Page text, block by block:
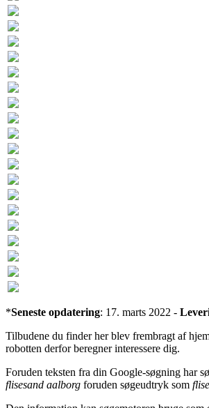
*Seneste opdatering: 17. marts 2022 -
Tilbudene du finder her blev frembragt af
robotten derfor beregner interessere dig.
Foruden teksten fra din Google-søgning har
flisesand aalborg foruden søgeudtryk som